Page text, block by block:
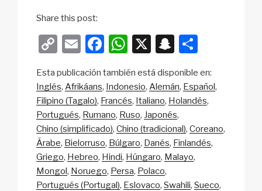
Share this post:
C
p
y
Li
n
k
E
ail
F
c
e
b
o
o
k
W
at
s
A
p
p
X
S
a
p
c
h
at
m
p
tir
Esta publicación también está disponible en:
Inglés Afrikáans Indonesio Alemán Español
Filipino (Tagalo) Francés Italiano Holandés
Portugués Rumano Ruso Japonés
Chino (simplificado) Chino (tradicional) Coreano
Árabe Bielorruso Búlgaro Danés Finlandés
Griego Hebreo Hindi Húngaro Malayo
Mongol Noruego Persa Polaco
Portugués (Portugal) Eslovaco Swahili Sueco